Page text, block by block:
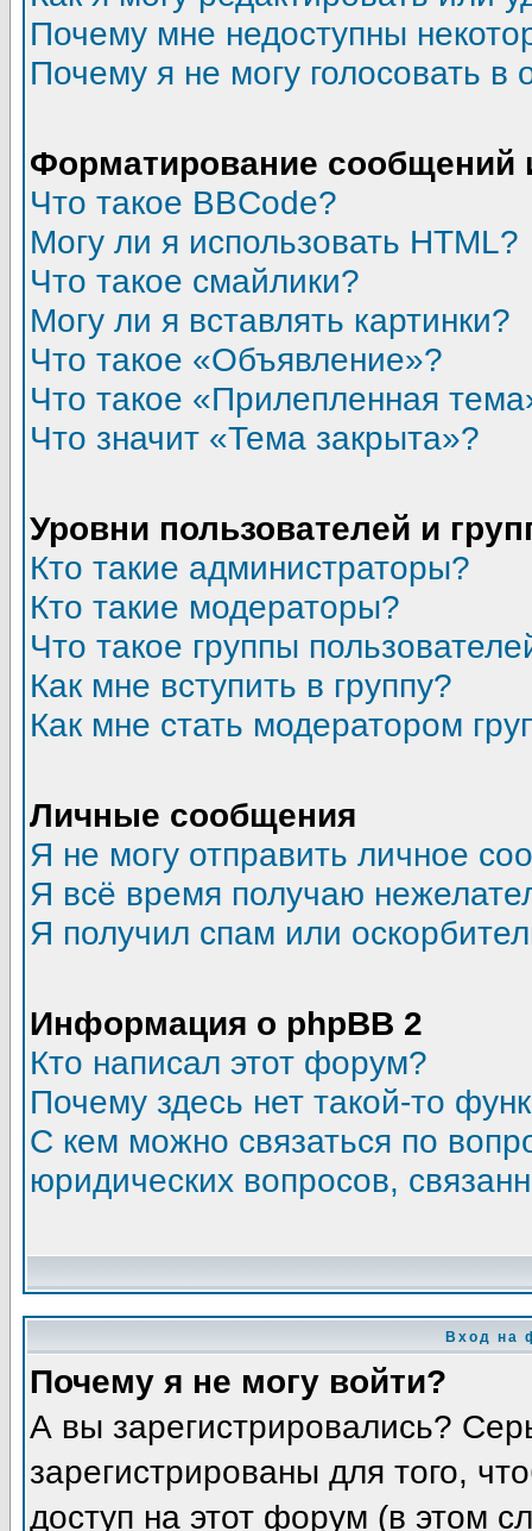
Почему мне недоступны
Почему я не могу голосовать в
Форматирование сообщений
Что такое BBCode?
Могу ли я использовать HTML?
Что такое смайлики?
Могу ли я вставлять картинки?
Что такое «Объявление»?
Что такое «Прилепленная
Что значит «Тема закрыта»?
Уровни пользователей и
Кто такие администраторы?
Кто такие модераторы?
Что такое группы
Как мне вступить в группу?
Как мне стать модератором
Личные сообщения
Я не могу отправить личное
Я всё время получаю
Я получил спам или
Информация о phpBB 2
Кто написал этот форум?
Почему здесь нет такой-то
С кем можно связаться по
юридических вопросов,
Вход на
Почему я не могу войти?
А вы зарегистрировались?
зарегистрированы для того,
доступ на этот форум (в этом